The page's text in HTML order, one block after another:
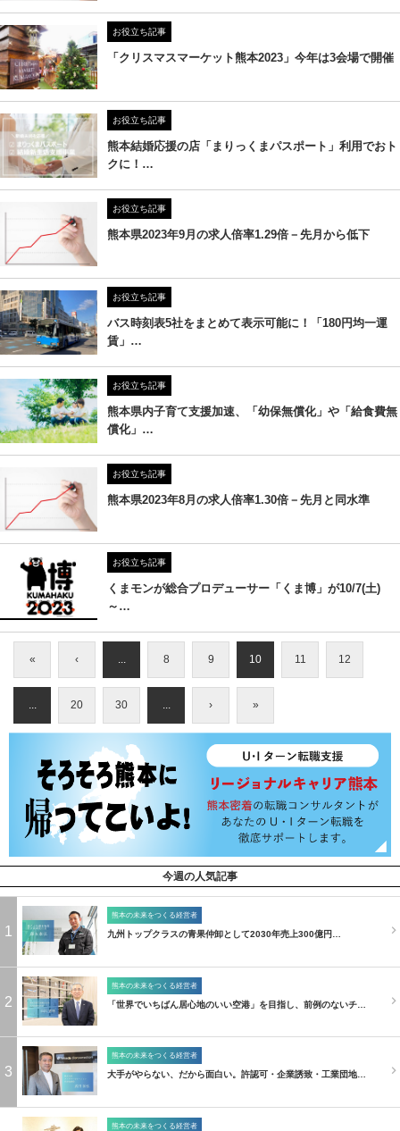
お役立ち記事
「クリスマスマーケット熊本2023」今年は3会場で開催
お役立ち記事
熊本結婚応援の店「まりっくまパスポート」利用でおト
クに！…
お役立ち記事
熊本県2023年9月の求人倍率1.29倍－先月から低下
お役立ち記事
バス時刻表5社をまとめて表示可能に！「180円均一運
賃」…
お役立ち記事
熊本県内子育て支援加速、「幼保無償化」や「給食費無
償化」…
お役立ち記事
熊本県2023年8月の求人倍率1.30倍－先月と同水準
お役立ち記事
くまモンが総合プロデューサー「くま博」が10/7(土)
～…
« ‹ ... 8 9 10 11 12
... 20 30 ... › »
今週の人気記事
1
熊本の未来をつくる経営者
九州トップクラスの青果仲卸として2030年売上300億円…
2
熊本の未来をつくる経営者
「世界でいちばん居心地のいい空港」を目指し、前例のないチ…
3
熊本の未来をつくる経営者
大手がやらない、だから面白い。許認可・企業誘致・工業団地…
熊本の未来をつくる経営者